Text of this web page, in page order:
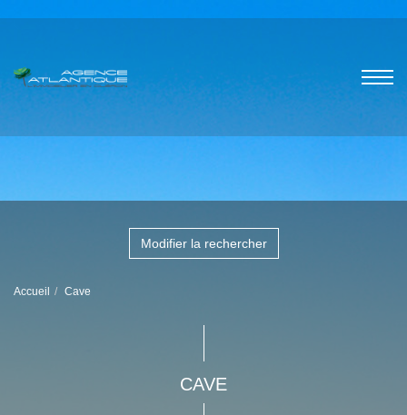
Modifier la rechercher
Accueil Cave
CAVE